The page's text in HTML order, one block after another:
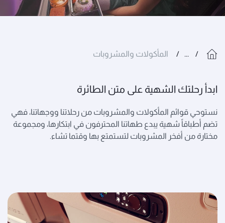
... المأكولات والمشروبات
ابدأ رحلتك الشهية على متن الطائرة
نستوحي قوائم المأكولات والمشروبات من رحلاتنا ووجهاتنا، فهي
تضم أطباقاً شهية يبدع طهاتنا المحترفون في ابتكارها، ومجموعة
مختارة من أفخر المشروبات لتستمتع بها وقتما تشاء.